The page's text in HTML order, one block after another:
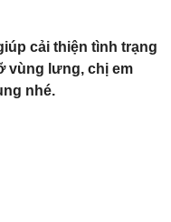
cải thiện tình trạng
vùng lưng, chị em
nhé.